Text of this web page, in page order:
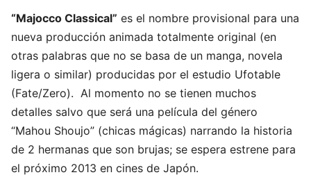
“Majocco Classical” es el nombre provisional para una
nueva producción animada totalmente original (en
otras palabras que no se basa de un manga, novela
ligera o similar) producidas por el estudio Ufotable
(Fate/Zero). Al momento no se tienen muchos
detalles salvo que será una película del género
“Mahou Shoujo” (chicas mágicas) narrando la historia
de 2 hermanas que son brujas; se espera estrene para
el próximo 2013 en cines de Japón.